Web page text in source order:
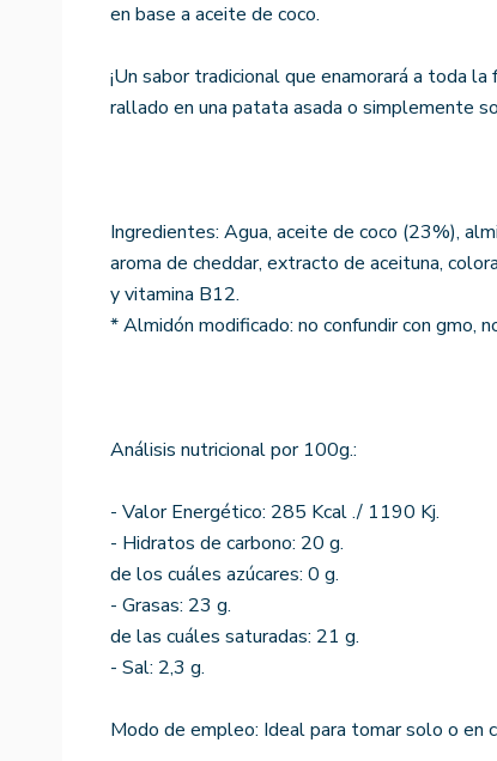
en base a aceite de coco.
¡Un sabor tradicional que enamorará a toda
rallado en una patata asada o simplemente
Ingredientes: Agua, aceite de coco (23%),
aroma de cheddar, extracto de aceituna,
y vitamina B12.
* Almidón modificado: no confundir con gmo,
Análisis nutricional por 100g.:
- Valor Energético: 285 Kcal ./ 1190 Kj.
- Hidratos de carbono: 20 g.
de los cuáles azúcares: 0 g.
- Grasas: 23 g.
de las cuáles saturadas: 21 g.
- Sal: 2,3 g.
Modo de empleo: Ideal para tomar solo o en